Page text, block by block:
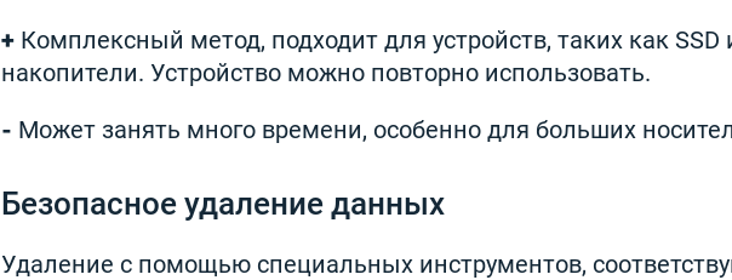
+ Комплексный метод, подходит для устройств, таких как
накопители. Устройство можно повторно использовать.
- Может занять много времени, особенно для больших
Безопасное удаление данных
Удаление с помощью специальных инструментов,